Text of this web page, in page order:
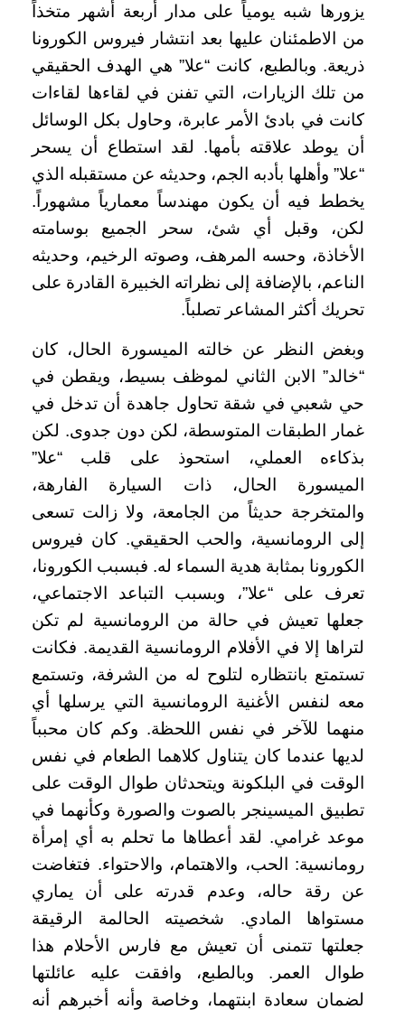
يزورها شبه يومياً على مدار أربعة أشهر متخذاً
من الاطمئنان عليها بعد انتشار فيروس الكورونا
ذريعة. وبالطبع، كانت “علا” هي الهدف الحقيقي
من تلك الزيارات، التي تفنن في لقاءها لقاءات
كانت في بادئ الأمر عابرة، وحاول بكل الوسائل
أن يوطد علاقته بأمها. لقد استطاع أن يسحر
“علا” وأهلها بأدبه الجم، وحديثه عن مستقبله الذي
يخطط فيه أن يكون مهندساً معمارياً مشهوراً.
لكن، وقبل أي شئ، سحر الجميع بوسامته
الأخاذة، وحسه المرهف، وصوته الرخيم، وحديثه
الناعم، بالإضافة إلى نظراته الخبيرة القادرة على
تحريك أكثر المشاعر تصلباً.
وبغض النظر عن خالته الميسورة الحال، كان
“خالد” الابن الثاني لموظف بسيط، ويقطن في
حي شعبي في شقة تحاول جاهدة أن تدخل في
غمار الطبقات المتوسطة، لكن دون جدوى. لكن
بذكاءه العملي، استحوذ على قلب “علا”
الميسورة الحال، ذات السيارة الفارهة،
والمتخرجة حديثاً من الجامعة، ولا زالت تسعى
إلى الرومانسية، والحب الحقيقي. كان فيروس
الكورونا بمثابة هدية السماء له. فبسبب الكورونا،
تعرف على “علا”، وبسبب التباعد الاجتماعي،
جعلها تعيش في حالة من الرومانسية لم تكن
لتراها إلا في الأفلام الرومانسية القديمة. فكانت
تستمتع بانتظاره لتلوح له من الشرفة، وتستمع
معه لنفس الأغنية الرومانسية التي يرسلها أي
منهما للآخر في نفس اللحظة. وكم كان محبباً
لديها عندما كان يتناول كلاهما الطعام في نفس
الوقت في البلكونة ويتحدثان طوال الوقت على
تطبيق الميسينجر بالصوت والصورة وكأنهما في
موعد غرامي. لقد أعطاها ما تحلم به أي إمرأة
رومانسية: الحب، والاهتمام، والاحتواء. فتغاضت
عن رقة حاله، وعدم قدرته على أن يماري
مستواها المادي. شخصيته الحالمة الرقيقة
جعلتها تتمنى أن تعيش مع فارس الأحلام هذا
طوال العمر. وبالطبع، وافقت عليه عائلتها
لضمان سعادة ابنتهما، وخاصة وأنه أخبرهم أنه